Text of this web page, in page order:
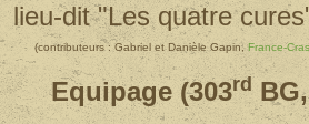
lieu-dit "Les quatre
(contributeurs : Gabriel et Danièle Gapin,France-
Equipage (303rd